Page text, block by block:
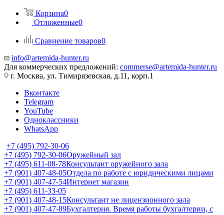
Корзина0
Отложенные0
Сравнение товаров0
info@artemida-hunter.ru
Для коммерческих предложений: commerse@artemida-hunter.ru
г. Москва, ул. Тимирязевская, д.11, корп.1
Вконтакте
Telegram
YouTube
Одноклассники
WhatsApp
+7 (495) 792-30-06
+7 (495) 792-30-06Оружейный зал
+7 (495) 611-08-78Консультант оружейного зала
+7 (901) 407-48-05Отдела по работе с юридическими лицами
+7 (901) 407-47-54Интернет магазин
+7 (495) 611-33-05
+7 (901) 407-48-15Консультант не лицензионного зала
+7 (901) 407-47-89Бухгалтерия. Время работы бухгалтерии, с